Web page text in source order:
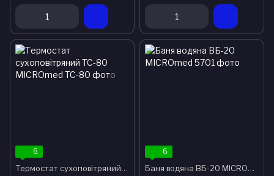
6
Термостат сухоповітряний TC-80 MICROmed
6
Баня водяна ВБ-20 MICROmed